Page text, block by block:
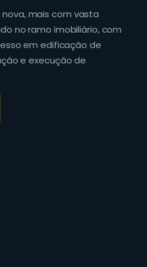
mais com vasta
no ramo imobiliário, com
em edificação de
e execução de